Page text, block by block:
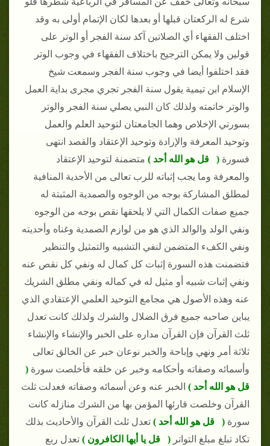
شرع له الركعتان قبلها أو بعدها لكان الإتمام أولى به وقد
اختلف الفقهاء أي الصلاتين آكد سنة الفجر أو الوتر على
قولين ولا يمكن الترجيح باختلاف الفقهاء في وجوب الوتر
فقد اختلفوا أيضا في وجوب سنة الفجر وسمعت شيخ
الإسلام ابن تيمية يقول سنة الفجر تجري مجرى بداية العمل
والوتر خاتمته ولذلك كان النبي يصلي سنة الفجر والوتر
بسورتي الإخلاص وهما الجامعتان لتوحيد العلم والعمل
وتوحيد المعرفة والإرادة وتوحيد الإعتقاد والقصد انتهى
فسورة ( قل هو الله أحد ) متضمنة لتوحيد الإعتقاد
والمعرفة وما يجب إثباته للرب تعالى من الأحدية المنافية
لمطلق المشاركة بوجه من الوجوه والصمدية المثبتة له
جميع صفات الكمال التي لا يلحقها نقص بوجه من الوجوه
ونفي الولد والوالد الذي هو من لوازم الصمدية وغناه وأحديته
ونفي الكفء المتضمن لنفي التشبيه والتمثيل والتنظير
فتضمنت هذه السورة إثبات كل كمال له ونفي كل نقص عنه
ونفي إثبات شبيه أو مثيل له في كماله ونفي مطلق الشريك
عنه وهذه الأصول هي مجامع التوحيد العلمي الإعتقادي الذي
يباين صاحبه جميع فرق الضلال والشرك ولذلك كانت تعدل
ثلث القرآن فإن القرآن مداره على الخبر والإنشاء والإنشاء
ثلاثة أمر ونهي وإباحة والخبر نوعان خبر عن الخالق تعالى
وأسمائه وصفاته وأحكامه وخبر عن خلقه فأخلصت سورة (
قل هو الله أحد ) الخبر عنه وعن أسمائه وصفاته فعدلت ثلث
القرآن وخلصت قارئها المؤمن بها من الشرك منازله كانت
سورة ( قل هو الله أحد ) تعدل ثلث القرآن والأحاديث بذلك
تكاد تبلغ مبلغ التواتر ( قل يا أيها الكافرون ) تعدل ربع